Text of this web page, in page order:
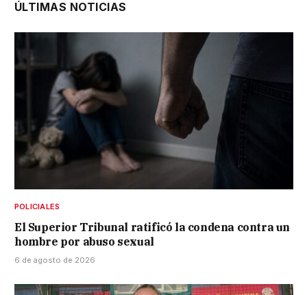
ÚLTIMAS NOTICIAS
POLICIALES
El Superior Tribunal ratificó la condena contra un
hombre por abuso sexual
6 de agosto de 2026